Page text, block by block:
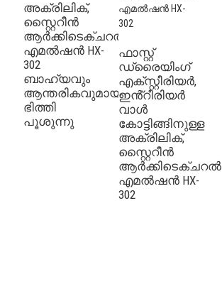
അക്രിലിക്,
സ്റ്റൈറീൻ
ആർക്കിടെക്ചറൽ
എമൽഷൻ HX-
302
ബാഹ്യവും
ആന്തരികവുമായ
ഭിത്തി
പൂശുന്നു
ഫാസ്റ്റ്
ഡ്രൈയിംഗ്
എക്സ്റ്റീരിയർ,
ഇൻ്റീരിയർ
വാൾ
കോട്ടിങ്ങിനുള്ള
അക്രിലിക്,
സ്റ്റൈറീൻ
ആർക്കിടെക്ചറൽ
എമൽഷൻ HX-
302